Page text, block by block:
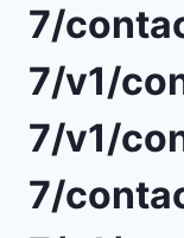
7/
7/v1/
7/v1/
7/